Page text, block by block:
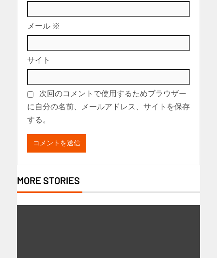
メール ※
サイト
次回のコメントで使用するためブラウザー
に自分の名前、メールアドレス、サイトを保存
する。
MORE STORIES